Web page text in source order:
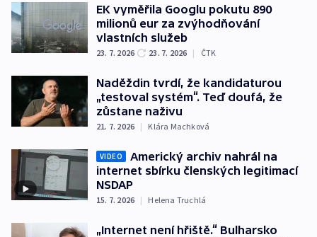
EK vyměřila Googlu pokutu 890
milionů eur za zvýhodňování
vlastních služeb
23. 7. 2026 23. 7. 2026 | ČTK
Naděždin tvrdí, že kandidaturou
„testoval systém“. Teď doufá, že
zůstane naživu
21. 7. 2026 | Klára Machková
VIDEO
Americký archiv nahrál na
internet sbírku členských legitimací
NSDAP
15. 7. 2026 | Helena Truchlá
„Internet není hřiště.“ Bulharsko